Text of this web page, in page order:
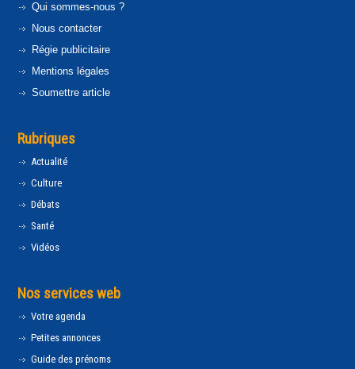
Qui sommes-nous ?
Nous contacter
Régie publicitaire
Mentions légales
Soumettre article
Rubriques
Actualité
Culture
Débats
Santé
Vidéos
Nos services web
Votre agenda
Petites annonces
Guide des prénoms